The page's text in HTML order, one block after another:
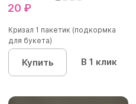
20 ₽
Кризал 1 пакетик (подкормка
для букета)
Купить В 1 клик